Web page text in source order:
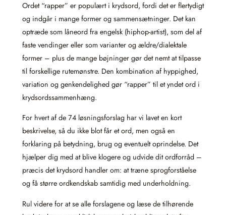
Ordet “rapper” er populært i krydsord, fordi det er flertydigt
og indgår i mange former og sammensætninger. Det kan
optræde som låneord fra engelsk (hiphop‑artist), som del af
faste vendinger eller som varianter og ældre/dialektale
former – plus de mange bøjninger gør det nemt at tilpasse
til forskellige rutemønstre. Den kombination af hyppighed,
variation og genkendelighed gør “rapper” til et yndet ord i
krydsordssammenhæng.
For hvert af de 74 løsningsforslag har vi lavet en kort
beskrivelse, så du ikke blot får et ord, men også en
forklaring på betydning, brug og eventuelt oprindelse. Det
hjælper dig med at blive klogere og udvide dit ordforråd –
præcis det krydsord handler om: at træne sprogforståelse
og få større ordkendskab samtidig med underholdning.
Rul videre for at se alle forslagene og læse de tilhørende